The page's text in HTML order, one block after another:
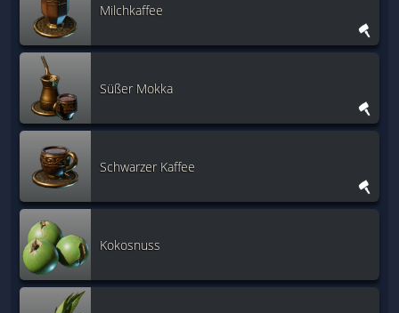
Milchkaffee
Süßer Mokka
Schwarzer Kaffee
Kokosnuss